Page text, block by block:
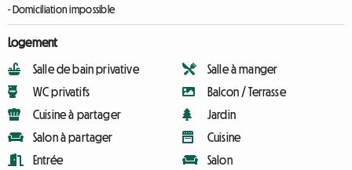
- Domiciliation impossible
Logement
Salle de bain privative
WC privatifs
Cuisine à partager
Salon à partager
Entrée
Salle à manger
Balcon / Terrasse
Jardin
Cuisine
Salon